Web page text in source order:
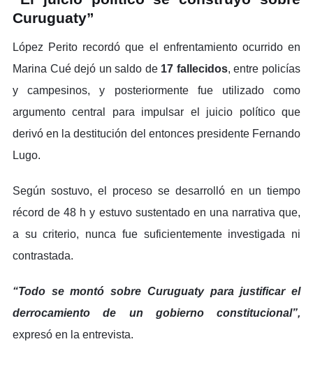
Curuguaty”
López Perito recordó que el enfrentamiento ocurrido en
Marina Cué dejó un saldo de 17 fallecidos, entre policías
y campesinos, y posteriormente fue utilizado como
argumento central para impulsar el juicio político que
derivó en la destitución del entonces presidente Fernando
Lugo.
Según sostuvo, el proceso se desarrolló en un tiempo
récord de 48 h y estuvo sustentado en una narrativa que,
a su criterio, nunca fue suficientemente investigada ni
contrastada.
“Todo se montó sobre Curuguaty para justificar el
derrocamiento de un gobierno constitucional”,
expresó en la entrevista.